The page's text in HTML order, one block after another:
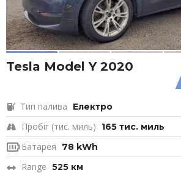
Tesla Model Y 2020
Тип палива Електро
Пробіг (тис. миль) 165 тис. миль
Батарея 78 kWh
Range 525 км